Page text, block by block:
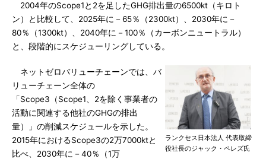
2004年のScope1と2を足したGHG排出量の6500kt（キロト
ン）と比較して、2025年に－65％（2300kt）、2030年に－
80％（1300kt）、2040年に－100％（カーボンニュートラル）
と、段階的にスケジューリングしている。
ランクセス日本法人 代表取締
役社長のジャック・ペレズ氏
ネットゼロバリューチェーンでは、バ
リューチェーン全体の
「Scope3（Scope1、2を除く事業者の
活動に関連する他社のGHGの排出
量）」の削減スケジュールを示した。
2015年におけるScope3の2万7000ktと
比べ、2030年に－40％（1万